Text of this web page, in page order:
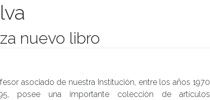
nuevo libro
asociado de nuestra Institución, entre los años 1970
posee una importante colección de artículos